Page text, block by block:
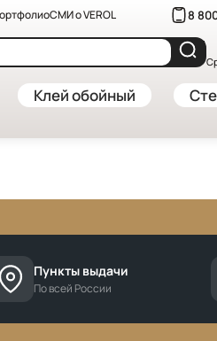
СМИ о VEROL 8
Клей обойный
Пункты выдачи
По всей России